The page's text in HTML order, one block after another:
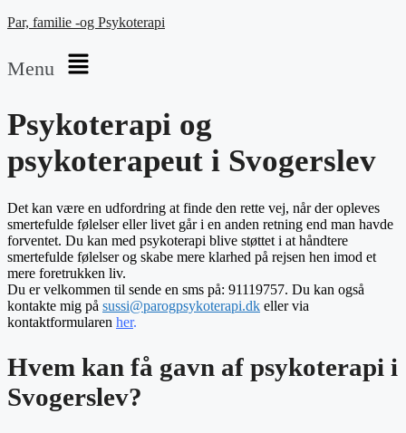
Par, familie -og Psykoterapi
Menu
Psykoterapi og
psykoterapeut i Svogerslev
Det kan være en udfordring at finde den rette vej, når der opleves
smertefulde følelser eller livet går i en anden retning end man havde
forventet. Du kan med psykoterapi blive støttet i at håndtere
smertefulde følelser og skabe mere klarhed på rejsen hen imod et
mere foretrukken liv.
Du er velkommen til sende en sms på: 91119757. Du kan også
kontakte mig på sussi@parogpsykoterapi.dk eller via
kontaktformularen her.
Hvem kan få gavn af psykoterapi i
Svogerslev?